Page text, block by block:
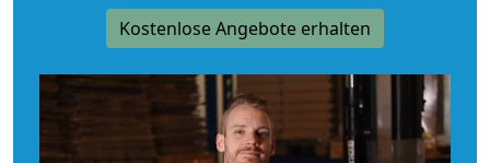
Kostenlose Angebote erhalten